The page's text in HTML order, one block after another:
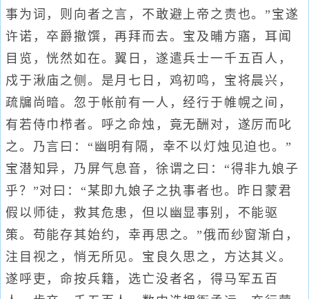
事为词，则向者之言，不敢避上帝之责也。”宝遂
许诺，卒爵撤馔，再拜而去。宝及晡方寤，耳闻
目览，恍然如在。翼日，遂遣兵士一千五百人，
戍于湫庙之侧。是月七日，鸡初鸣，宝将晨兴，
疏牖尚暗。忽于帐前有一人，经行于帷幌之间，
有若侍巾栉者。呼之命烛，竟无酬对，遂厉而叱
之。乃言曰：“幽明有隔，幸不以灯烛见迫也。”
宝潜知异，乃屏气息音，徐谓之曰：“得非九娘子
乎？”对曰：“某即九娘子之执事者也。昨日蒙君
假以师徒，救其危患，但以幽显事别，不能驱
策。苟能存其始约，幸再思之。”俄而纱窗渐白，
注目视之，悄无所见。宝良久思之，方达其义。
遂呼吏，命按兵籍，选亡没者名，得马军五百